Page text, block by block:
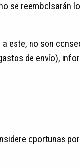
se reembolsarán
este, no son
de envío),
oportunas